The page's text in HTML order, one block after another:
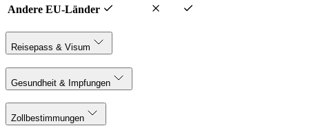
Andere EU-Länder
Reisepass & Visum
Gesundheit & Impfungen
Zollbestimmungen